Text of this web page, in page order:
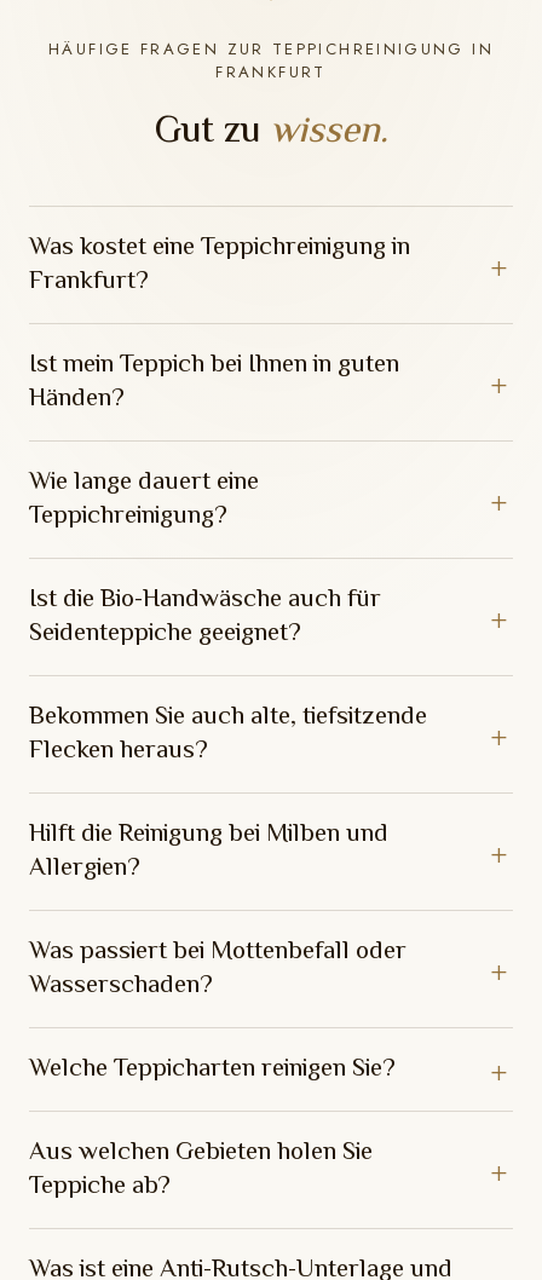
HÄUFIGE FRAGEN ZUR TEPPICHREINIGUNG IN
FRANKFURT
Gut zu wissen.
Was kostet eine Teppichreinigung in
Frankfurt?
Ist mein Teppich bei Ihnen in guten
Händen?
Wie lange dauert eine
Teppichreinigung?
Ist die Bio-Handwäsche auch für
Seidenteppiche geeignet?
Bekommen Sie auch alte, tiefsitzende
Flecken heraus?
Hilft die Reinigung bei Milben und
Allergien?
Was passiert bei Mottenbefall oder
Wasserschaden?
Welche Teppicharten reinigen Sie?
Aus welchen Gebieten holen Sie
Teppiche ab?
Was ist eine Anti-Rutsch-Unterlage und